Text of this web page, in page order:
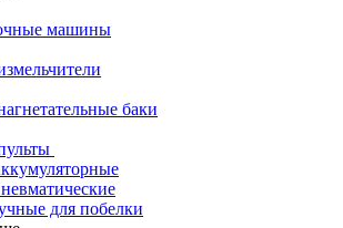
машины
баки
для побелки